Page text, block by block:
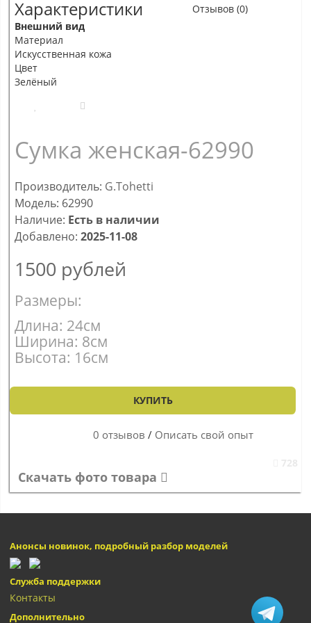
Характеристики
Отзывов (0)
Внешний вид
Материал
Искусственная кожа
Цвет
Зелёный
Сумка женская-62990
Производитель: G.Tohetti
Модель: 62990
Наличие: Есть в наличии
Добавлено: 2025-11-08
1500 рублей
Размеры:
Длина: 24см
Ширина: 8см
Высота: 16см
КУПИТЬ
0 отзывов / Описать свой опыт
Скачать фото товара
Анонсы новинок, подробный разбор моделей
Служба поддержки
Контакты
Дополнительно